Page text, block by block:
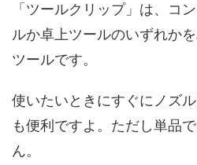
「ツールクリップ」は、コ
ルか卓上ツールのいずれか
ツールです。
使いたいときにすぐにノズ
も便利ですよ。ただし単品
ん。